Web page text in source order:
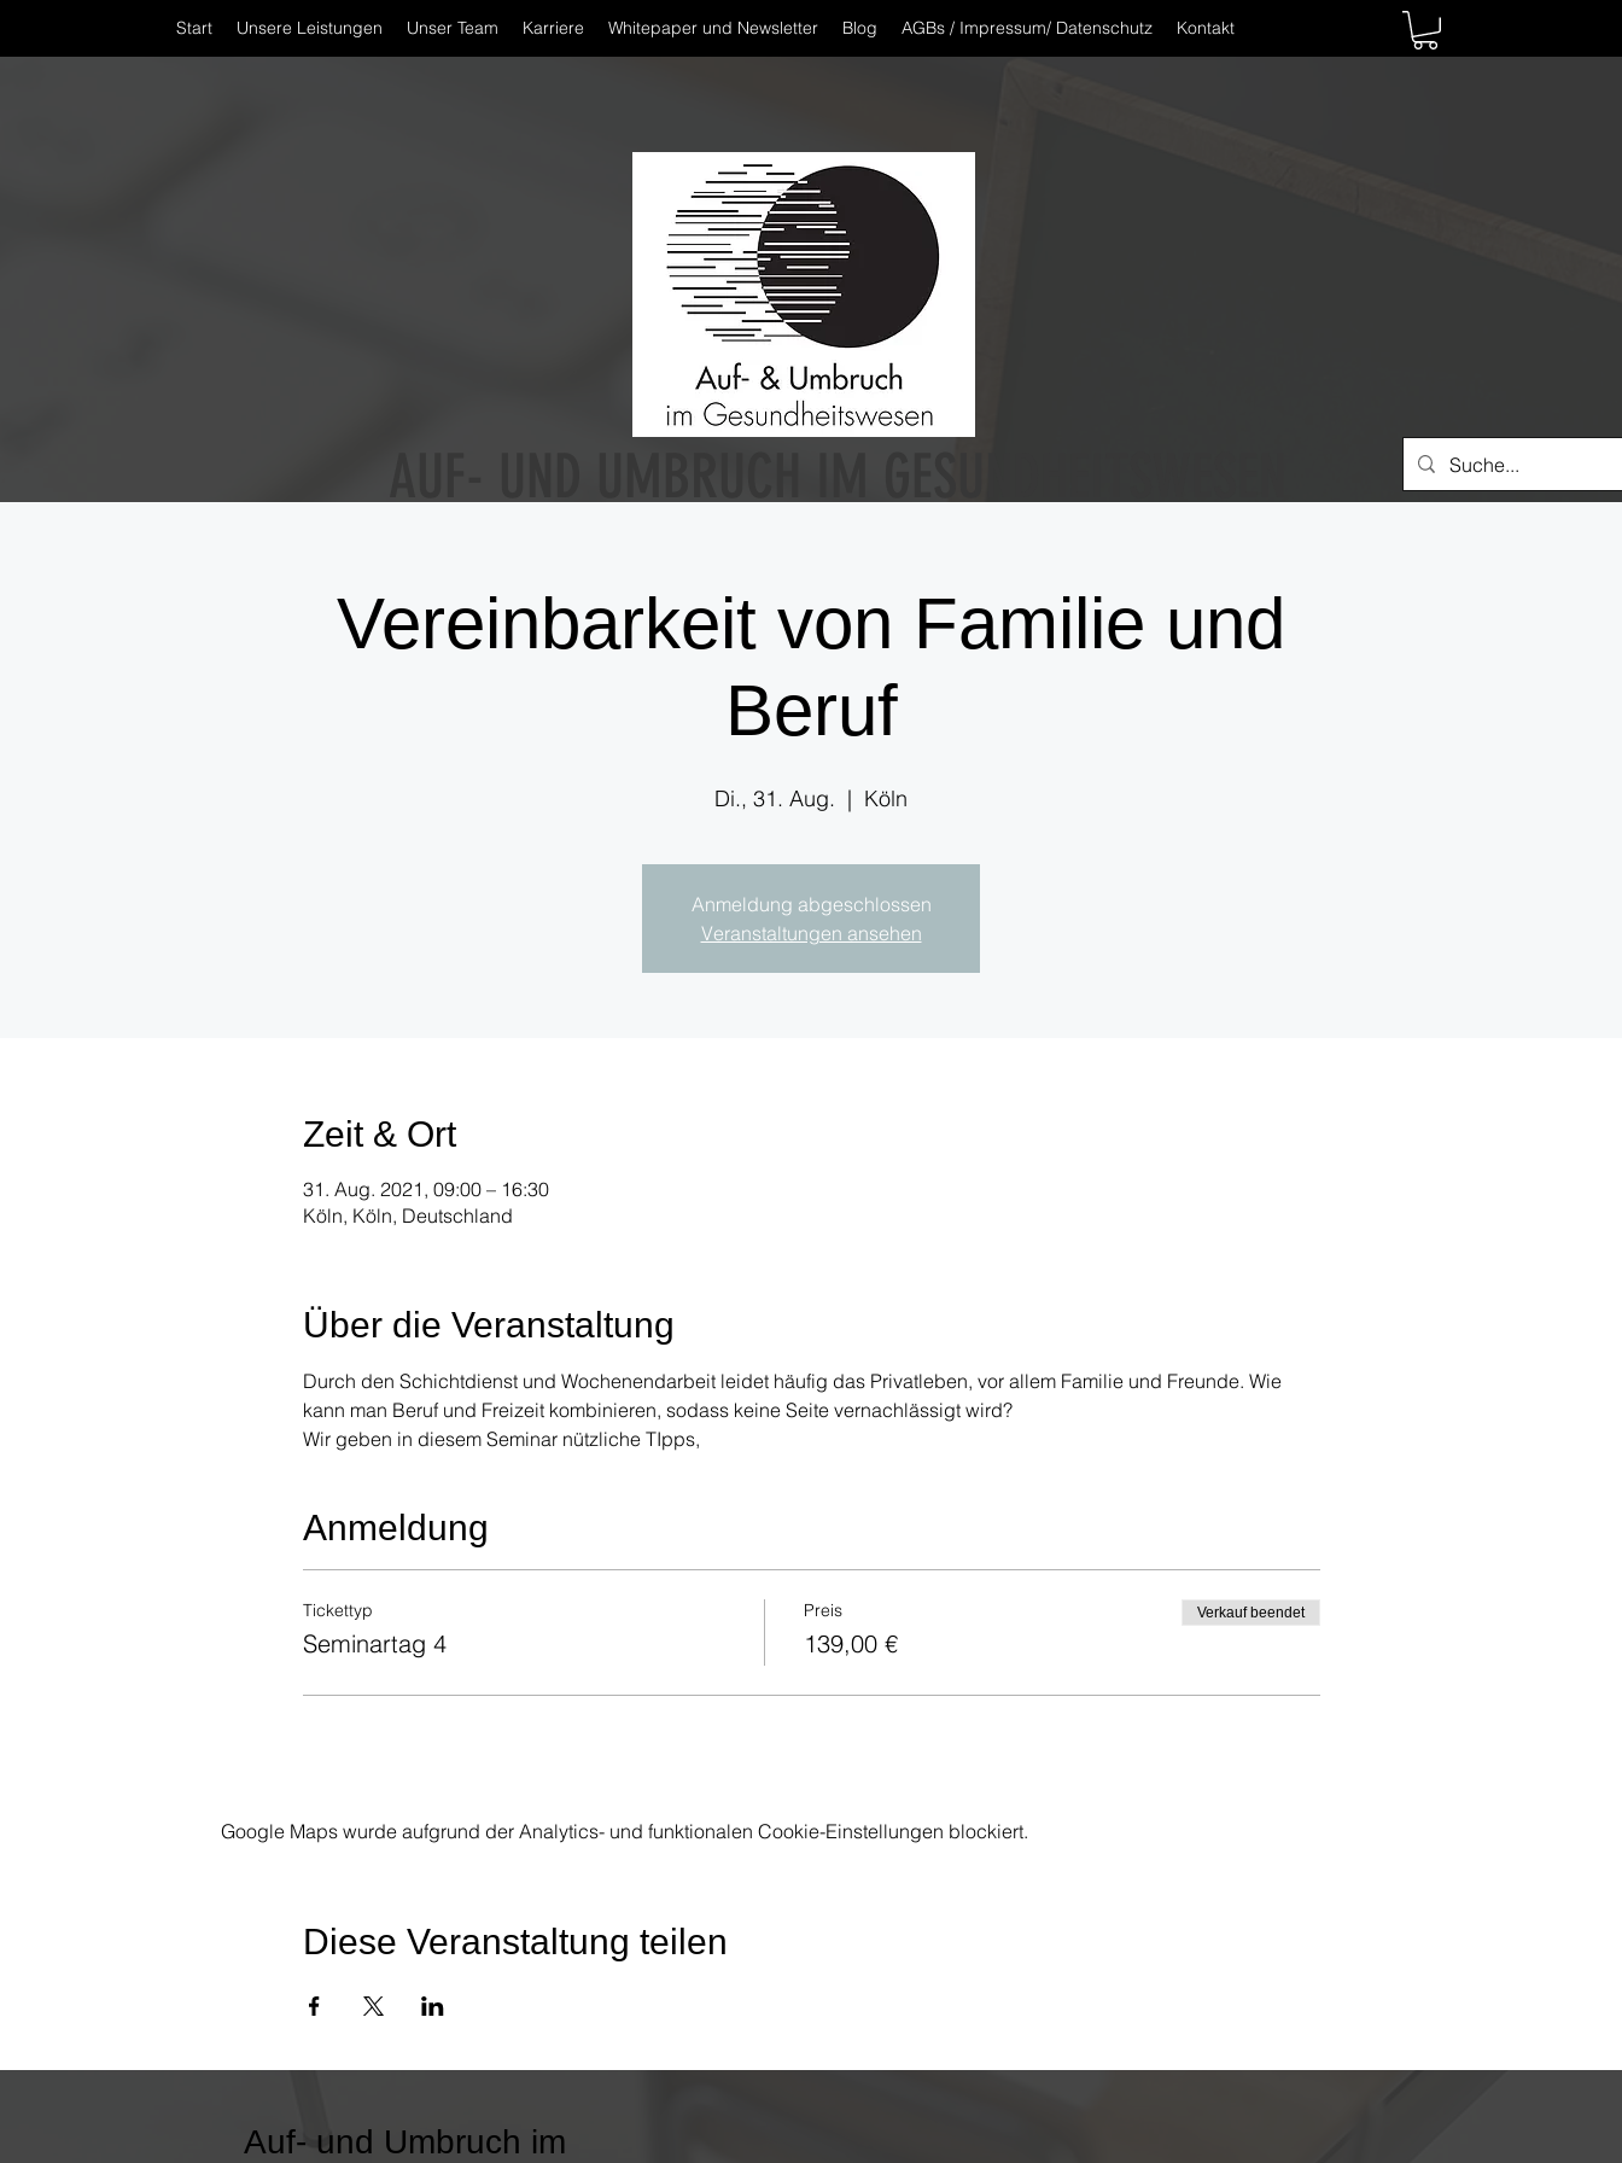
Start Unsere Leistungen Unser Team Karriere Whitepaper und Newsletter Blog AGBs / Impressum/ Datenschutz Kontakt
Vereinbarkeit von Familie und
Beruf
Di., 31. Aug.
  |
Köln
Anmeldung abgeschlossen
Veranstaltungen ansehen
Zeit & Ort
31. Aug. 2021, 09:00 – 16:30
Köln, Köln, Deutschland
Über die Veranstaltung
Durch den Schichtdienst und Wochenendarbeit leidet häufig das Privatleben, vor allem Familie und Freunde. Wie
kann man Beruf und Freizeit kombinieren, sodass keine Seite vernachlässigt wird?
Wir geben in diesem Seminar nützliche TIpps,
Anmeldung
Tickettyp
Seminartag 4
Preis
139,00 €
Verkauf beendet
Google Maps wurde aufgrund der Analytics- und funktionalen Cookie-Einstellungen blockiert.
Diese Veranstaltung teilen
Auf- und Umbruch im